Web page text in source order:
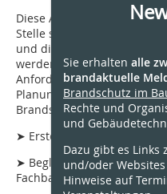
Diese Anforderung sollte
Stelle stehen und ständig
und die Wirtschaftlichkeit
werden aber erst durch die
Anforderungen erkennbar.
Planungsbüros, die ihren
Brandschutzbetreuung
➤ Erstellung einer
➤ Begleitung in den
Fachbauleitung
Sie erhalten alle
brandaktuelle
Brandschutz im
Rechte und
und
Dazu gibt es Links
und/oder
Hinweise auf